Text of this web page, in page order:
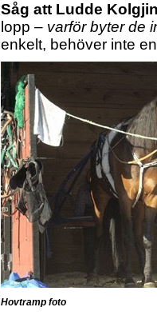
Såg att Ludde
lopp – varför byter de
enkelt, behöver inte
Hovtramp foto